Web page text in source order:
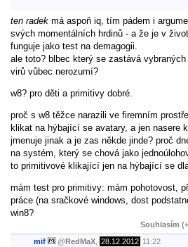
ten radek má aspoň iq, tím pádem i
svých momentálních hrdinů - a že je v
funguje jako test na demagogii.
ale toto? blbec který se zastává
virů vůbec nerozumí?
w8? pro děti a primitivy dobré.
proč s w8 těžce narazili ve firemním
klikat na hýbající se avatary, a jen nasere
jmenuje jinak a je zas někde jinde? proč
na systém, který se chová jako
to primitivové klikající jen na hýbající se
mám test pro primitivy: mám pohotovost,
práce (na sračkové windows, dost
win8?
Souhlasím
mif @RedMaX 28.12.2012 11:22